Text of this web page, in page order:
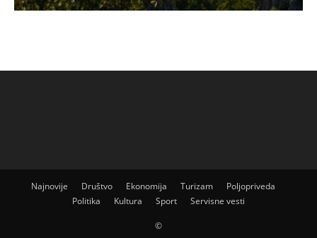
Najnovije Društvo Ekonomija Turizam
Poljopriveda
Politika
Kultura Sport Servisne vesti
©